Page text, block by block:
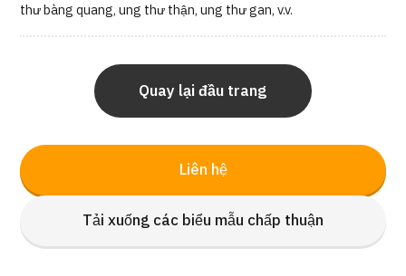
Liên hệ
Tải xuống các biểu mẫu chấp thuận
thư bàng quang, ung thư thận, ung thư gan, v.v.
Quay lại đầu trang